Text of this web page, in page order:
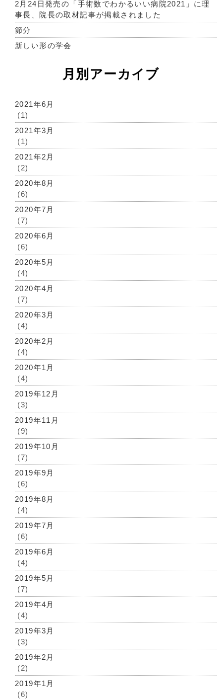
2月24日発売の「手術数でわかるいい病院2021」に理
事長、院長の取材記事が掲載されました
節分
新しい形の学会
月別アーカイブ
2021年6月
(1)
2021年3月
(1)
2021年2月
(2)
2020年8月
(6)
2020年7月
(7)
2020年6月
(6)
2020年5月
(4)
2020年4月
(7)
2020年3月
(4)
2020年2月
(4)
2020年1月
(4)
2019年12月
(3)
2019年11月
(9)
2019年10月
(7)
2019年9月
(6)
2019年8月
(4)
2019年7月
(6)
2019年6月
(4)
2019年5月
(7)
2019年4月
(4)
2019年3月
(3)
2019年2月
(2)
2019年1月
(6)